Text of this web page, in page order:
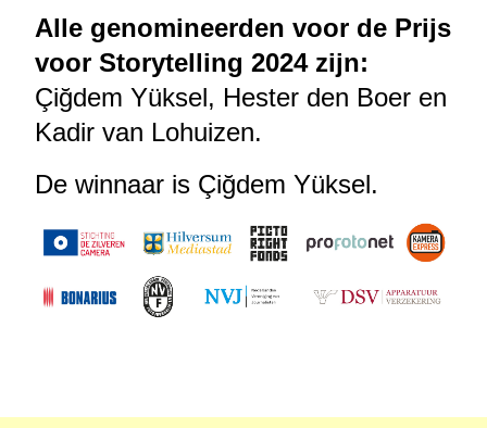
Alle genomineerden voor de Prijs
voor Storytelling 2024 zijn:
Çiğdem Yüksel, Hester den Boer en
Kadir van Lohuizen.
De winnaar is Çiğdem Yüksel.